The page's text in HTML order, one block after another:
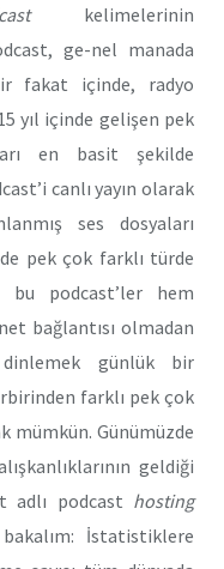
kelimelerinin
ge-nel manada
fakat içinde, radyo
yıl içinde gelişen pek
en basit şekilde
canlı yayın olarak
ses dosyaları
pek çok farklı türde
podcast’ler hem
bağlantısı olmadan
günlük bir
farklı pek çok
mümkün. Günümüzde
geldiği
adlı podcast hosting
İstatistiklere